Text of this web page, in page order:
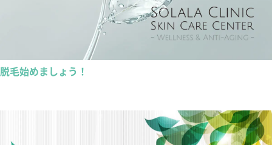
脱毛始めましょう！